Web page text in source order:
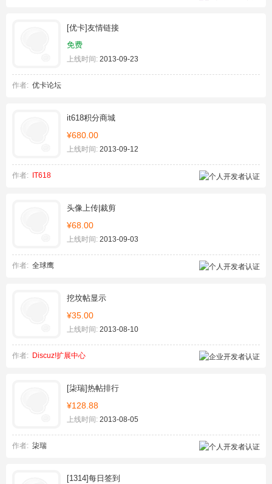
[优卡]友情链接
免费
上线时间: 2013-09-23
作者: 优卡论坛
it618积分商城
¥680.00
上线时间: 2013-09-12
作者: IT618
头像上传|裁剪
¥68.00
上线时间: 2013-09-03
作者: 全球鹰
挖坟帖显示
¥35.00
上线时间: 2013-08-10
作者: Discuz!扩展中心
[柒瑞]热帖排行
¥128.88
上线时间: 2013-08-05
作者: 柒瑞
[1314]每日签到